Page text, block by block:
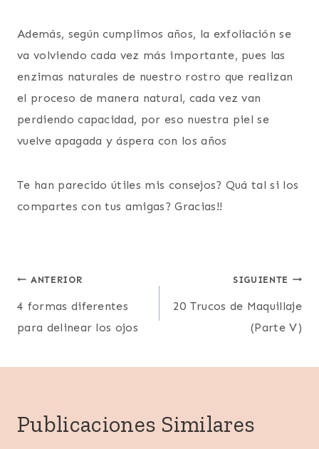
Además, según cumplimos años, la exfoliación se
va volviendo cada vez más importante, pues las
enzimas naturales de nuestro rostro que realizan
el proceso de manera natural, cada vez van
perdiendo capacidad, por eso nuestra piel se
vuelve apagada y áspera con los años
Te han parecido útiles mis consejos? Quá tal si los
compartes con tus amigas? Gracias!!
Navegación
de
ANTERIOR
4 formas diferentes
para delinear los ojos
SIGUIENTE
20 Trucos de Maquillaje
(Parte V)
Publicaciones Similares